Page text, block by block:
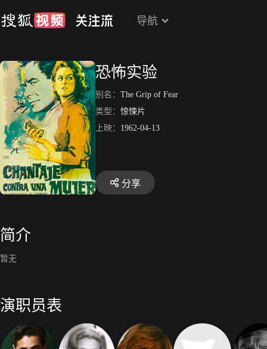
导航
恐怖实验
别名： The Grip of Fear
类型： 惊悚片
上映： 1962-04-13
分享
简介
暂无
演职员表